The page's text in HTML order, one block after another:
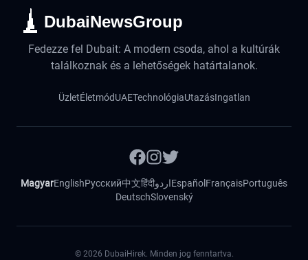
DubaiNewsGroup
Fedezze fel Dubait: A modern csoda, ahol a kultúrák
találkoznak és a lehetőségek határtalanok.
ÜzletÉletmódUAETechnológiaUtazásIngatlan
MagyarEnglishРусский中文हिंदीاردوEspañol FrançaisPortuguês
DeutschSlovenský
© 2026 DubaiHirek. Minden jog fenntartva.